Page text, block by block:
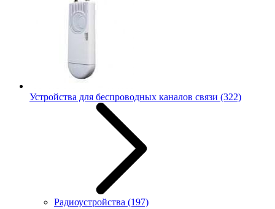
Устройства для беспроводных каналов связи (322)
Радиоустройства (197)